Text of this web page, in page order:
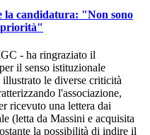
la candidatura: "Non sono
priorità"
- ha ringraziato il
il senso istituzionale
le diverse criticità
l'associazione,
ricevuto una lettera dai
(letta da Massini e acquisita
la possibilità di indire il